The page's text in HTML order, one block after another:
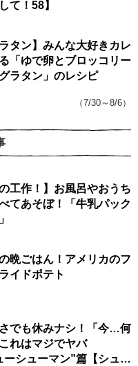
て！58】
タン】みんな大好きカレ
「ゆで卵とブロッコリー
ラタン」のレシピ
（7/30～8/6）
工作！】お風呂やおうち
てあそぼ！「牛乳パック
晩ごはん！アメリカのフ
イドポテト
でも休みナシ！「今…何
れはマジでヤバ
シューマン”篇【シュー